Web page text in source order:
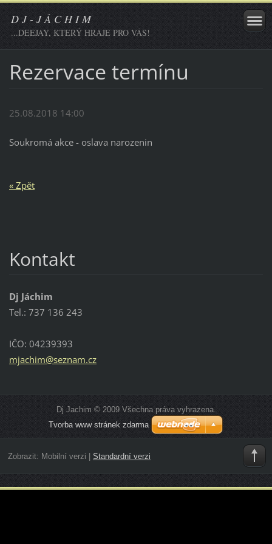
D J - J Á C H I M
...DEEJAY, KTERÝ HRAJE PRO VÁS!
Rezervace termínu
25.08.2018 14:00
Soukromá akce - oslava narozenin
« Zpět
Kontakt
Dj Jáchim
Tel.: 737 136 243
IČO: 04239393
mjachim@seznam.cz
Dj Jachim © 2009 Všechna práva vyhrazena.
Tvorba www stránek zdarma
Zobrazit: Mobilní verzi Standardní verzi